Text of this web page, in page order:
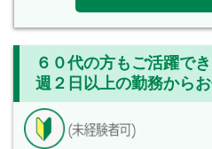
６０代の方もご活躍で
週２日以上の勤務から